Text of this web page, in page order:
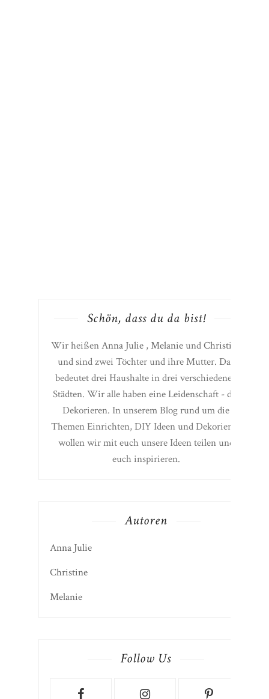
Schön, dass du da bist!
Wir heißenAnna Julie,MelanieundChristine
und sind zwei Töchter und ihre Mutter. Das
bedeutet drei Haushalte in drei verschiedenen
Städten. Wir alle haben eine Leidenschaft - das
Dekorieren. In unserem Blog rund um die
Themen Einrichten, DIY Ideen und Dekorieren
wollen wir mit euch unsere Ideen teilen und
euch inspirieren.
Autoren
Anna Julie
Christine
Melanie
Follow Us